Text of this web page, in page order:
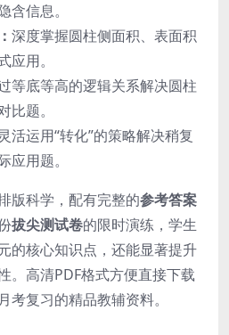
含信息。
深度掌握圆柱侧面积、表面积
应用。
等底等高的逻辑关系解决圆柱
比题。
灵活运用“转化”的策略解决稍复
应用题。
版科学，配有完整的参考答案
拔尖测试卷的限时演练，学生
的核心知识点，还能显著提升
。高清PDF格式方便直接下载
月考复习的精品教辅资料。